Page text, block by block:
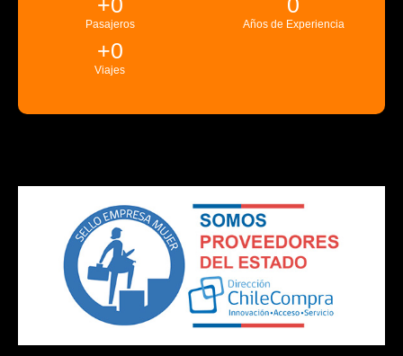
Pasajeros Años de Experiencia
Viajes
+0